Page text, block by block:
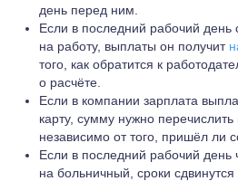
день перед ним.
Если в последний рабочий день
на работу, выплаты он получит
того, как обратится к
о расчёте.
Если в компании зарплата
карту, сумму нужно перечислить
независимо от того, пришёл ли
Если в последний рабочий день
на больничный, сроки